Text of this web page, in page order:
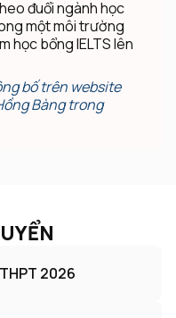
đuổi ngành học
một môi trường
học bổng IELTS lên
bố trên website
Bàng trong
2026